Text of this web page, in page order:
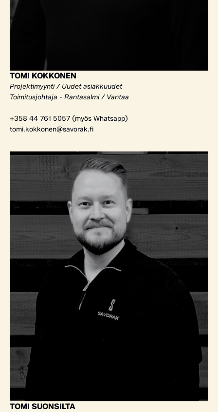
TOMI KOKKONEN
Projektimyynti / Uudet asiakkuudet
Toimitusjohtaja - Rantasalmi / Vantaa
+358 44 761 5057 (myös Whatsapp)
tomi.kokkonen@savorak.fi
TOMI SUONSILTA